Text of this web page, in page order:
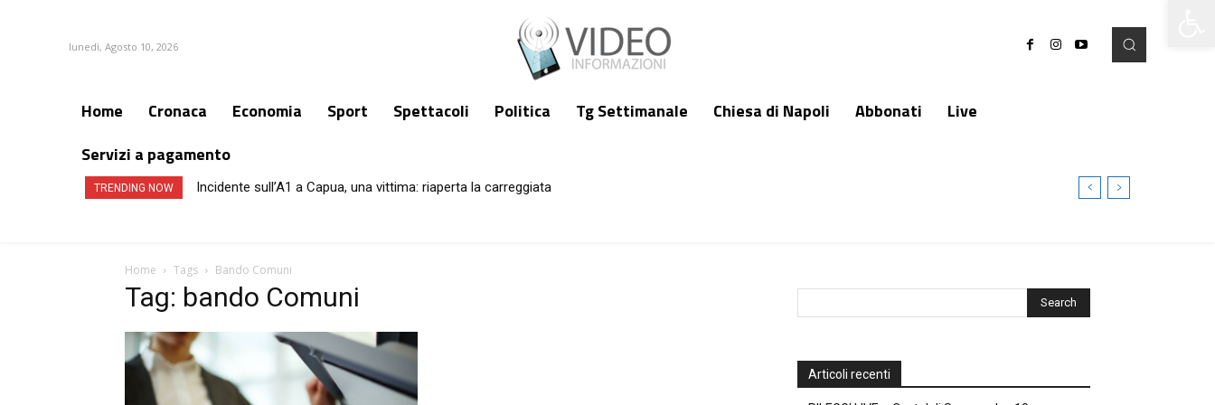
lunedì, Agosto 10, 2026
Home Cronaca Economia Sport Spettacoli Politica Tg Settimanale Chiesa di Napoli Abbonati
Live
Servizi a pagamento
TRENDING NOW Incidente sull’A1 a Capua, una vittima: riaperta la carreggiata
Home Tags Bando Comuni
Tag: bando Comuni
Articoli recenti